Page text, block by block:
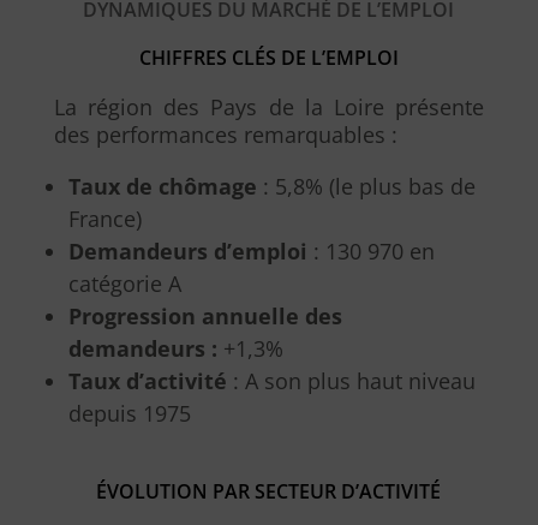
DYNAMIQUES DU MARCHÉ DE L’EMPLOI
CHIFFRES CLÉS DE L’EMPLOI
La région des Pays de la Loire présente
des performances remarquables :
Taux de chômage : 5,8% (le plus bas de
France)
Demandeurs d’emploi : 130 970 en
catégorie A
Progression annuelle des
demandeurs : +1,3%
Taux d’activité : A son plus haut niveau
depuis 1975
ÉVOLUTION PAR SECTEUR D’ACTIVITÉ